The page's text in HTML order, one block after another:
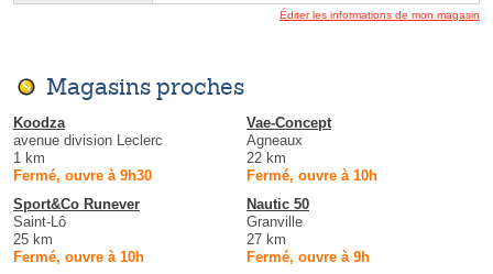
Éditer les informations de mon magasin
Magasins proches
Koodza
avenue division Leclerc
1 km
Fermé, ouvre à 9h30
Vae-Concept
Agneaux
22 km
Fermé, ouvre à 10h
Sport&Co Runever
Saint-Lô
25 km
Fermé, ouvre à 10h
Nautic 50
Granville
27 km
Fermé, ouvre à 9h